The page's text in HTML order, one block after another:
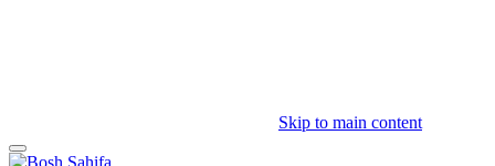
Skip to main content